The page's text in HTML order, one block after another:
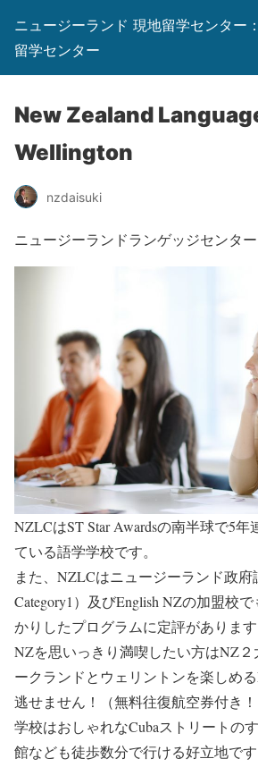
ニュージーランド 現地留学センター
留学センター
New Zealand
Wellington
nzdaisuki
ニュージーランドランゲッジセンタ
NZLCはST Star Awardsの南半球で5
ている語学学校です。
また、NZLCはニュージーランド政
Category1）及びEnglish NZの加盟校
かりしたプログラムに定評があります
NZを思いっきり満喫したい方はNZ
ークランドとウェリントンを楽しめ
逃せません！（無料往復航空券付き！
学校はおしゃれなCubaストリートの
館なども徒歩数分で行ける好立地です